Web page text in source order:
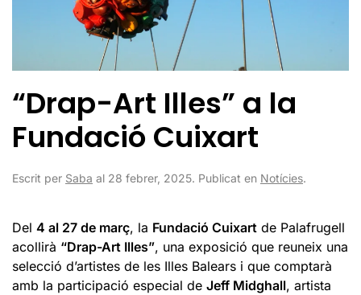
“Drap-Art Illes” a la
Fundació Cuixart
Escrit per Saba al 28 febrer, 2025. Publicat en Notícies.
Del 4 al 27 de març, la Fundació Cuixart de Palafrugell
acollirà “Drap-Art Illes”, una exposició que reuneix una
selecció d’artistes de les Illes Balears i que comptarà
amb la participació especial de Jeff Midghall, artista